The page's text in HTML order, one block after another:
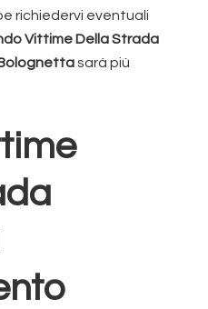
richiedervi eventuali
Vittime Della Strada
sarà più